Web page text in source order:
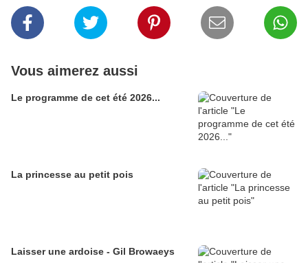
Vous aimerez aussi
Le programme de cet été 2026...
La princesse au petit pois
Laisser une ardoise - Gil Browaeys